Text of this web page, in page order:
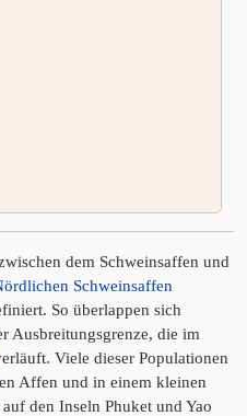
dem Schweinsaffen und
Schweinsaffen
So überlappen sich
Ausbreitungsgrenze, die im
Viele dieser Populationen
Affen und in einem kleinen
den Inseln Phuket und Yao